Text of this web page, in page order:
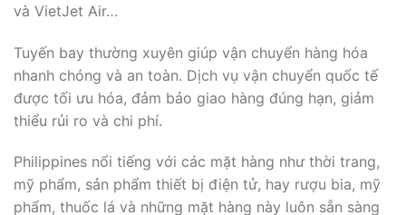
và VietJet Air…
Tuyến bay thường xuyên giúp vận chuyển hàng hóa
nhanh chóng và an toàn. Dịch vụ vận chuyển quốc tế
được tối ưu hóa, đảm bảo giao hàng đúng hạn, giảm
thiểu rủi ro và chi phí.
Philippines nổi tiếng với các mặt hàng như thời trang,
mỹ phẩm, sản phẩm thiết bị điện tử, hay rượu bia, mỹ
phẩm, thuốc lá và những mặt hàng này luôn sẵn sàng